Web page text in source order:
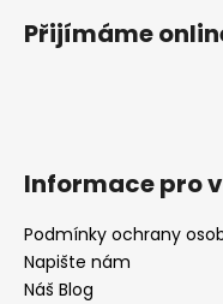
Přijímáme
Informace pro
Podmínky ochrany
Napište nám
Náš Blog